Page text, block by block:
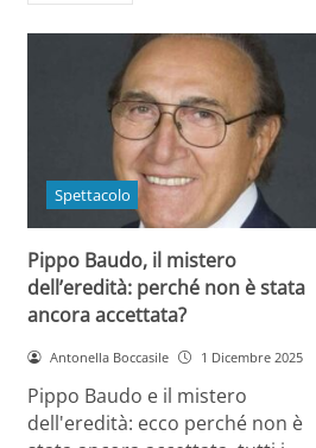
Spettacolo
Pippo Baudo, il mistero
dell’eredità: perché non è stata
ancora accettata?
Antonella Boccasile 1 Dicembre 2025
Pippo Baudo e il mistero
dell'eredità: ecco perché non è